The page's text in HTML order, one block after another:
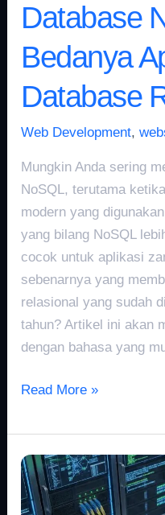
Database
Bedanya
Database
Web Development,
Mungkin Anda sering
NoSQL, terutama
modern yang
yang bilang NoSQL
cocok untuk aplikasi
sebenarnya yang
relasional yang sudah
tahun? Artikel ini akan
dengan bahasa yang
Read More »
Claude
AI
vs